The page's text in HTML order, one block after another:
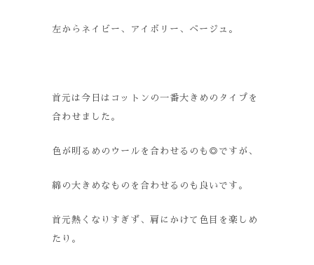
左からネイビー、アイボリー、ベージュ。
首元は今日はコットンの一番大きめのタイプを
合わせました。
色が明るめのウールを合わせるのも◎ですが、
綿の大きめなものを合わせるのも良いです。
首元熱くなりすぎず、肩にかけて色目を楽しめ
たり。